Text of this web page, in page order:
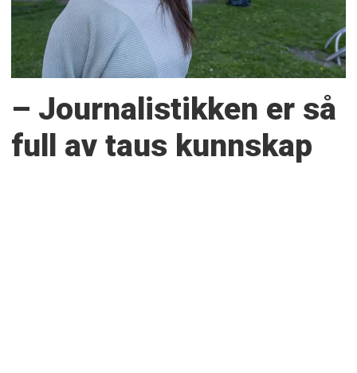
– Journalistikken er så
full av taus kunnskap